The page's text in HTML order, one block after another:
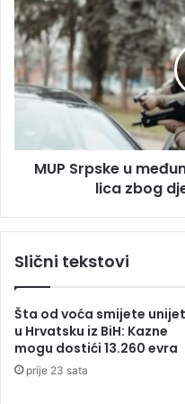
P
-
a
R
S
ž
J
o
r
i
n
U
P
S
r
p
e
n
o
d
n
o
MUP Srpske u
lica zbog
Slični tekstovi
Šta od voća smijete
u Hrvatsku iz BiH: Kazne
mogu dostići 13.260 evra
prije 23 sata